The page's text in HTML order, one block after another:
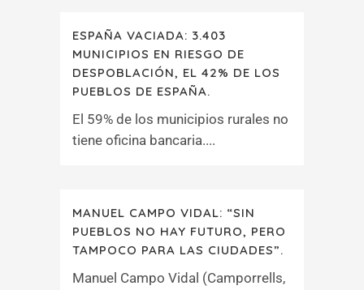
ESPAÑA VACIADA: 3.403
MUNICIPIOS EN RIESGO DE
DESPOBLACIÓN, EL 42% DE LOS
PUEBLOS DE ESPAÑA.
El 59% de los municipios rurales no
tiene oficina bancaria....
MANUEL CAMPO VIDAL: “SIN
PUEBLOS NO HAY FUTURO, PERO
TAMPOCO PARA LAS CIUDADES”.
Manuel Campo Vidal (Camporrells,